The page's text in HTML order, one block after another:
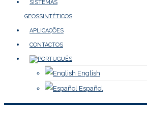
SISTEMAS
GEOSSINTÉTICOS
APLICAÇÕES
CONTACTOS
English
Español